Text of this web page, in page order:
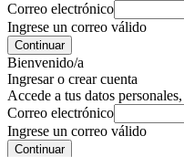
Correo electrónico
Ingrese un correo válido
Continuar
Bienvenido/a
Ingresar o crear cuenta
Accede a tus datos
Correo electrónico
Ingrese un correo válido
Continuar